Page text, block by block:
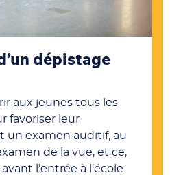
dépistage
aux jeunes tous les
favoriser leur
un examen auditif, au
de la vue, et ce,
l’entrée à l’école.